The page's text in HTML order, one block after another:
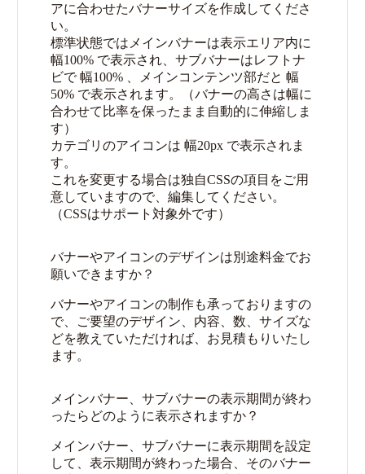
アに合わせたバナーサイズを作成してくださ
い。
標準状態ではメインバナーは表示エリア内に
幅100% で表示され、サブバナーはレフトナ
ビで 幅100% 、メインコンテンツ部だと 幅
50% で表示されます。（バナーの高さは幅に
合わせて比率を保ったまま自動的に伸縮しま
す）
カテゴリのアイコンは 幅20px で表示されま
す。
これを変更する場合は独自CSSの項目をご用
意していますので、編集してください。
（CSSはサポート対象外です）
バナーやアイコンのデザインは別途料金でお
願いできますか？
バナーやアイコンの制作も承っておりますの
で、ご要望のデザイン、内容、数、サイズな
どを教えていただければ、お見積もりいたし
ます。
メインバナー、サブバナーの表示期間が終わ
ったらどのように表示されますか？
メインバナー、サブバナーに表示期間を設定
して、表示期間が終わった場合、そのバナー